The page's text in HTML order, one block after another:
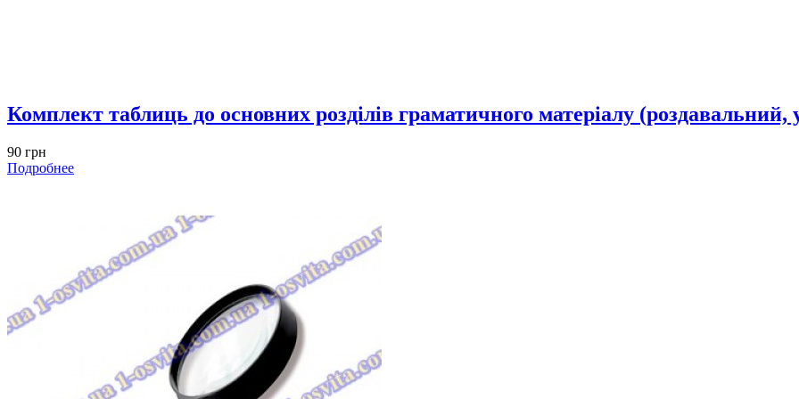
Комплект таблиць до основних розділів граматичного матеріалу (роздавальний,
90 грн
Подробнее